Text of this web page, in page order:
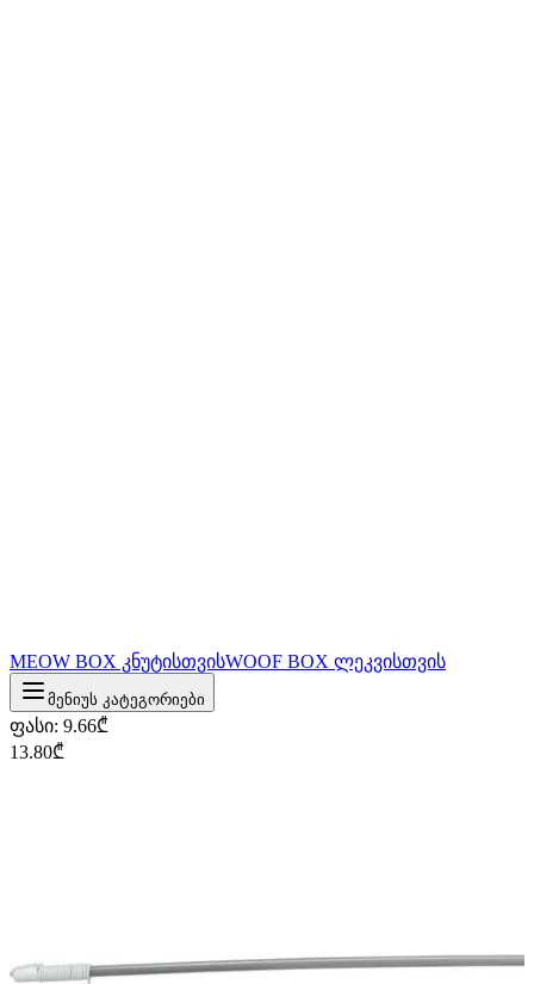
MEOW BOX კნუტისთვისWOOF BOX ლეკვისთვის
მენიუს კატეგორიები
ფასი: 9.66₾
13.80₾